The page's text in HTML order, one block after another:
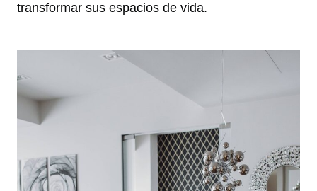
transformar sus espacios de vida.